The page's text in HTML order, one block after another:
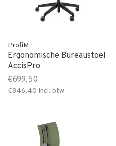
ProfiM
Ergonomische Bureaustoel
AccisPro
€699,50
€846,40 Incl. btw